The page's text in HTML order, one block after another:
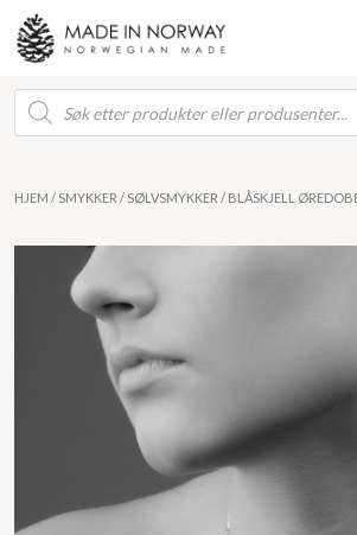
Products
search
HJEM / SMYKKER / SØLVSMYKKER / BLÅSKJELL